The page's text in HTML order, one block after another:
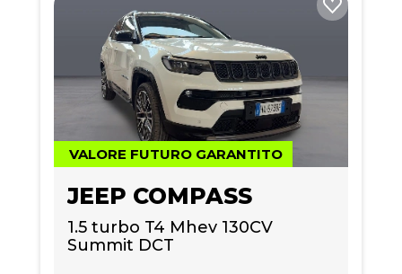
VALORE FUTURO GARANTITO
JEEP COMPASS
1.5 turbo T4 Mhev 130CV
Summit DCT